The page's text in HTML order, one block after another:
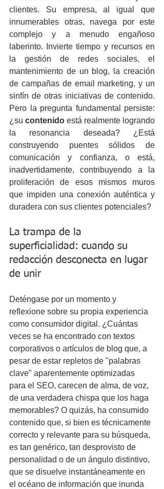
clientes. Su empresa, al igual que
innumerables otras, navega por este
complejo y a menudo engañoso
laberinto. Invierte tiempo y recursos en
la gestión de redes sociales, el
mantenimiento de un blog, la creación
de campañas de email marketing, y un
sinfín de otras iniciativas de contenido.
Pero la pregunta fundamental persiste:
¿su contenido está realmente logrando
la resonancia deseada? ¿Está
construyendo puentes sólidos de
comunicación y confianza, o está,
inadvertidamente, contribuyendo a la
proliferación de esos mismos muros
que impiden una conexión auténtica y
duradera con sus clientes potenciales?
La trampa de la
superficialidad: cuando su
redacción desconecta en lugar
de unir
Deténgase por un momento y
reflexione sobre su propia experiencia
como consumidor digital. ¿Cuántas
veces se ha encontrado con textos
corporativos o artículos de blog que, a
pesar de estar repletos de "palabras
clave" aparentemente optimizadas
para el SEO, carecen de alma, de voz,
de una verdadera chispa que los haga
memorables? O quizás, ha consumido
contenido que, si bien es técnicamente
correcto y relevante para su búsqueda,
es tan genérico, tan desprovisto de
personalidad o de un ángulo distintivo,
que se disuelve instantáneamente en
el océano de información que inunda